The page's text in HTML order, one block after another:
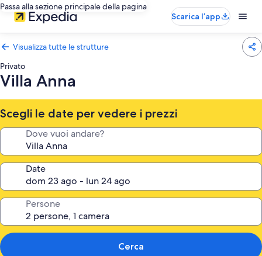
Passa alla sezione principale della pagina
Scarica l’app
Visualizza tutte le strutture
Privato
Villa Anna
Scegli le date per vedere i prezzi
Dove vuoi andare?
Date
Persone
Cerca